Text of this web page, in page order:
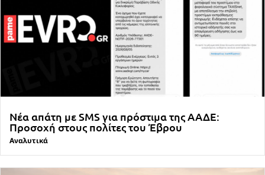
Νέα απάτη με SMS για πρόστιμα της ΑΑΔΕ:
Προσοχή στους πολίτες του Έβρου
Αναλυτικά